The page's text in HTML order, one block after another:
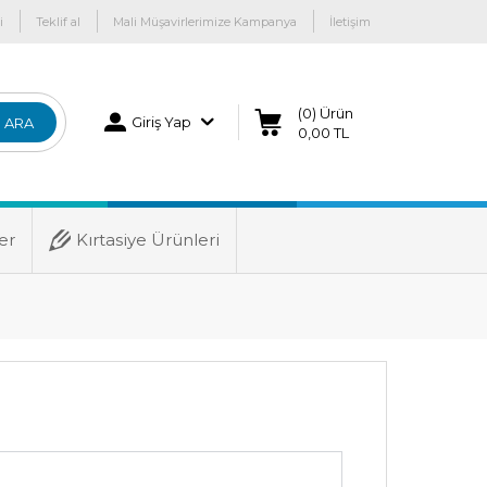
Teklif al Mali Müşavirlerimize Kampanya İletişim
ARA Giriş Yap
(0) Ürün
0,00 TL
Kırtasiye Ürünleri